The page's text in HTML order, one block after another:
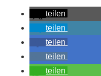
teilen
teilen
teilen
teilen
teilen